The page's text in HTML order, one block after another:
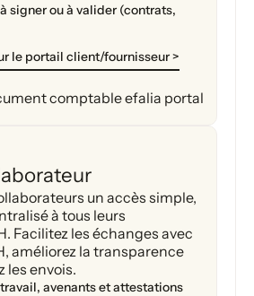
signer ou à valider (contrats,
le portail client/fournisseur >
un accès simple,
à tous leurs
Facilitez les échanges avec
améliorez la transparence
les envois.
avenants et attestations